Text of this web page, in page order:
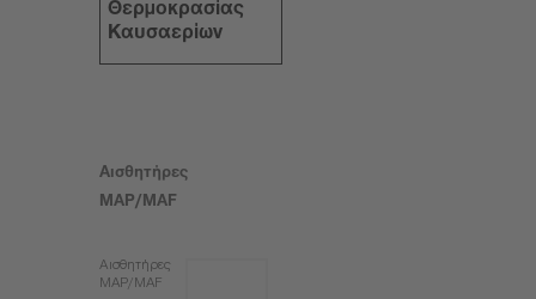
Θερμοκρασίας
Καυσαερίων
Αισθητήρες
MAP/MAF
Αισθητήρες
MAP/MAF